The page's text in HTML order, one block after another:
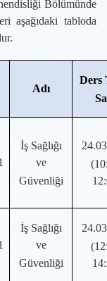
Bölümünde
aşağıdaki tabloda
Adı
Ders
İş Sağlığı
ve
Güvenliği
İş Sağlığı
ve
Güvenliği